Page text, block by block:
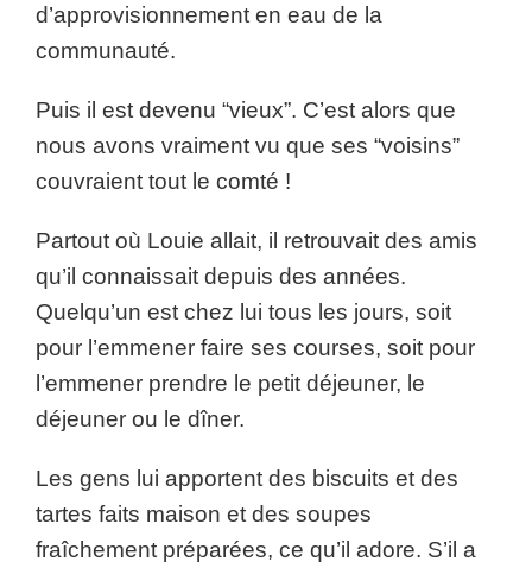
d’approvisionnement en eau de la
communauté.
Puis il est devenu “vieux”. C’est alors que
nous avons vraiment vu que ses “voisins”
couvraient tout le comté !
Partout où Louie allait, il retrouvait des amis
qu’il connaissait depuis des années.
Quelqu’un est chez lui tous les jours, soit
pour l’emmener faire ses courses, soit pour
l’emmener prendre le petit déjeuner, le
déjeuner ou le dîner.
Les gens lui apportent des biscuits et des
tartes faits maison et des soupes
fraîchement préparées, ce qu’il adore. S’il a